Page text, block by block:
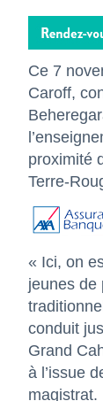
Ce 7
Caroff,
proximité
Terre-
« Ici, on
jeunes de
conduit
Grand
à l’issue
magistrat.